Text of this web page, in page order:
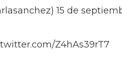
15 de
Z4hAs39rT7